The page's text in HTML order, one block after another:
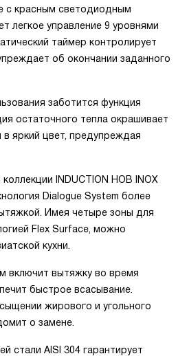
с красным светодиодным
легкое управление 9 уровнями
таймер контролирует
об окончании заданного
заботится функция
остаточного тепла окрашивает
яркий цвет, предупреждая
INDUCTION HOB INOX
Dialogue System более
Имея четыре зоны для
Flex Surface, можно
кухни.
включит вытяжку во время
быстрое всасывание.
жирового и угольного
о замене.
стали AISI 304 гарантирует